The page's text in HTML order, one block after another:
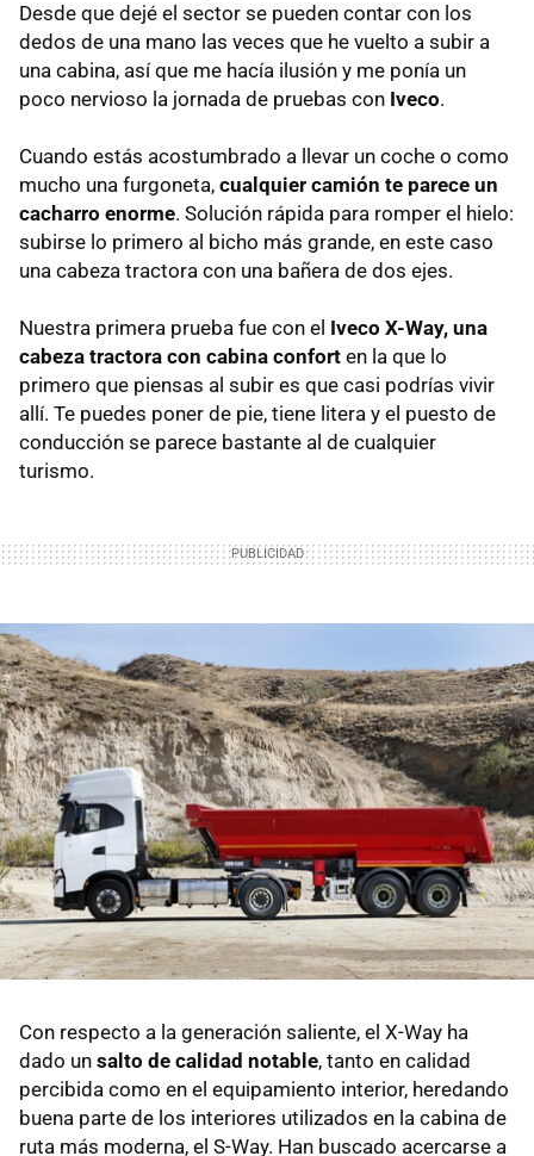
Desde que dejé el sector se pueden contar con los
dedos de una mano las veces que he vuelto a subir a
una cabina, así que me hacía ilusión y me ponía un
poco nervioso la jornada de pruebas con Iveco.
Cuando estás acostumbrado a llevar un coche o como
mucho una furgoneta, cualquier camión te parece un
cacharro enorme. Solución rápida para romper el hielo:
subirse lo primero al bicho más grande, en este caso
una cabeza tractora con una bañera de dos ejes.
Nuestra primera prueba fue con el Iveco X-Way, una
cabeza tractora con cabina confort en la que lo
primero que piensas al subir es que casi podrías vivir
allí. Te puedes poner de pie, tiene litera y el puesto de
conducción se parece bastante al de cualquier
turismo.
Con respecto a la generación saliente, el X-Way ha
dado un salto de calidad notable, tanto en calidad
percibida como en el equipamiento interior, heredando
buena parte de los interiores utilizados en la cabina de
ruta más moderna, el S-Way. Han buscado acercarse a